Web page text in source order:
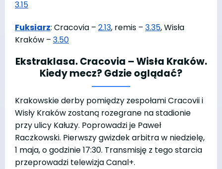
3.15
Fuksiarz: Cracovia – 2.13, remis – 3.35, Wisła
Kraków – 3.50
Ekstraklasa. Cracovia – Wisła Kraków.
Kiedy mecz? Gdzie oglądać?
Krakowskie derby pomiędzy zespołami Cracovii i
Wisły Kraków zostaną rozegrane na stadionie
przy ulicy Kałuży. Poprowadzi je Paweł
Raczkowski. Pierwszy gwizdek arbitra w niedzielę,
1 maja, o godzinie 17:30. Transmisję z tego starcia
przeprowadzi telewizja Canal+.